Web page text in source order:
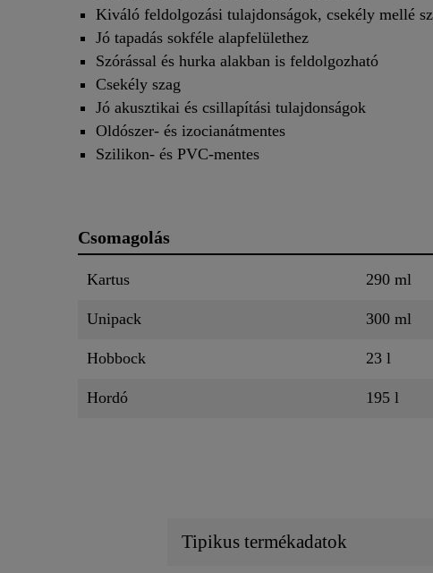
Kiváló feldolgozási tulajdonságok, csekély mellé
Jó tapadás sokféle alapfelülethez
Szórással és hurka alakban is feldolgozható
Csekély szag
Jó akusztikai és csillapítási tulajdonságok
Oldószer- és izocianátmentes
Szilikon- és PVC-mentes
Csomagolás
Kartus 290 ml
Unipack 300 ml
Hobbock 23 l
Hordó 195 l
Tipikus termékadatok